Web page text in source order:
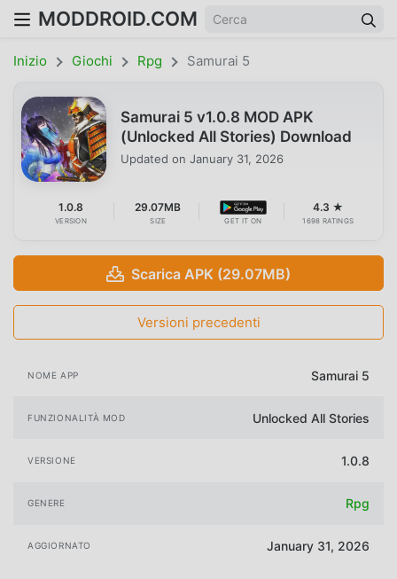
MODDROID.COM
Inizio Giochi Rpg Samurai 5
Samurai 5 v1.0.8 MOD APK
(Unlocked All Stories) Download
Updated on January 31, 2026
1.0.8
VERSION
29.07MB
SIZE GET IT ON
4.3 ★
1698 RATINGS
Scarica APK (29.07MB)
Versioni precedenti
NOME APP Samurai 5
FUNZIONALITÀ MOD Unlocked All Stories
VERSIONE 1.0.8
GENERE Rpg
AGGIORNATO January 31, 2026